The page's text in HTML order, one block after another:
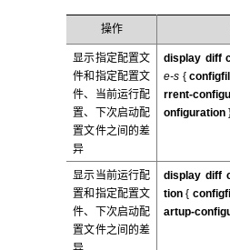
操作
显示指定配置文
件和指定配置文
件、当前运行配
置、下次启动配
置文件之间的差
异
display diff
e-s {
rrent-
onfiguration
显示当前运行配
置和指定配置文
件、下次启动配
置文件之间的差
display diff
tion{
artup-